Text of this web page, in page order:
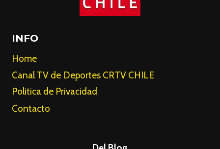
INFO
Home
Canal TV de Deportes CRTV CHILE
Politica de Privacidad
Contacto